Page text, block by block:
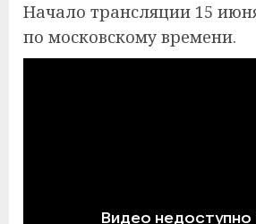
Начало трансляции 15
по московскому времени.